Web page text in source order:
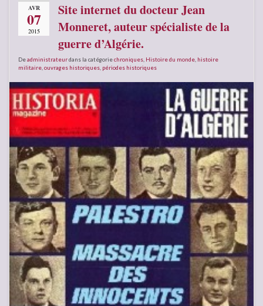
AVR
07
2015
Site internet du docteur Jean
Monneret, auteur spécialiste de la
guerre d’Algérie.
Deadministrateurdans la catégoriechroniques Histoire du monde histoire
militaire ouvrages historiques périodes historiques